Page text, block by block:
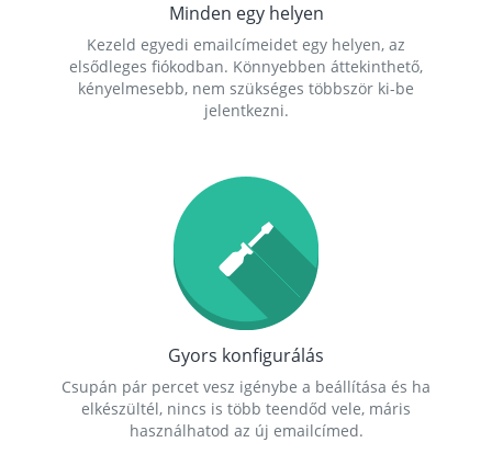
Minden egy helyen
Kezeld egyedi emailcímeidet egy helyen, az
elsődleges fiókodban. Könnyebben áttekinthető,
kényelmesebb, nem szükséges többször ki-be
jelentkezni.
Gyors konfigurálás
Csupán pár percet vesz igénybe a beállítása és ha
elkészültél, nincs is több teendőd vele, máris
használhatod az új emailcímed.